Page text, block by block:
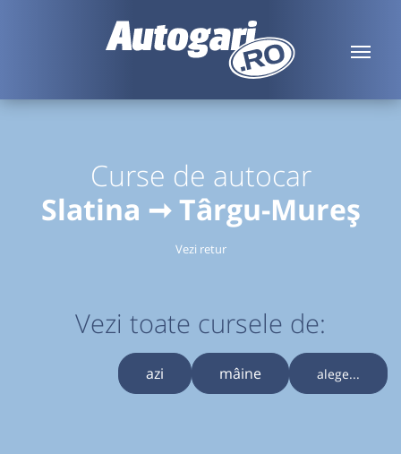
Curse de autocar
Slatina ➞ Târgu-Mureș
Vezi retur
Vezi toate cursele de:
azi mâine alege...